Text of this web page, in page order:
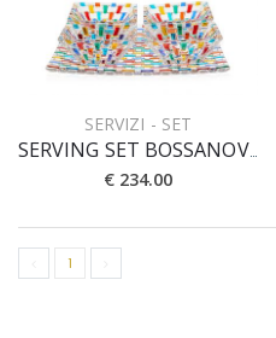
SERVIZI - SET
SERVING SET BOSSANOVA [5pz] 28x28 cm
€ 234.00
1